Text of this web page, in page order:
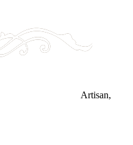
Artisan,